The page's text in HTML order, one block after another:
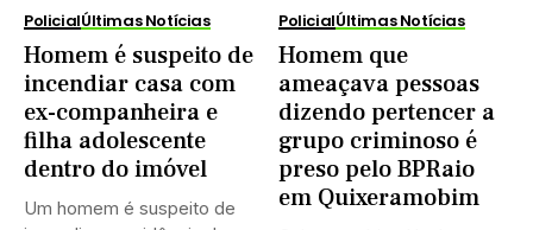
PolicialÚltimas Notícias
Homem é suspeito de
incendiar casa com
ex-companheira e
filha adolescente
dentro do imóvel
Um homem é suspeito de
PolicialÚltimas Notícias
Homem que
ameaçava pessoas
dizendo pertencer a
grupo criminoso é
preso pelo BPRaio
em Quixeramobim